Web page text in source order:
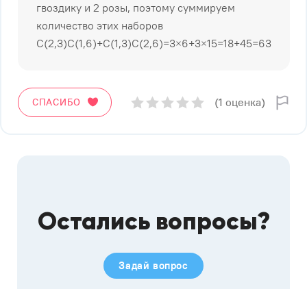
гвоздику и 2 розы, поэтому суммируем
количество этих наборов
С(2,3)С(1,6)+С(1,3)С(2,6)=3×6+3×15=18+45=63
СПАСИБО (1 оценка)
Остались вопросы?
Задай вопрос